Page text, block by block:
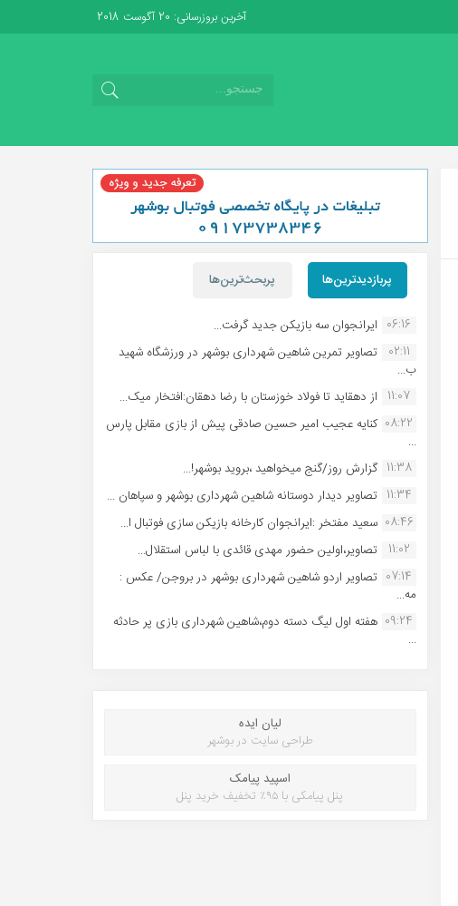
آخرین بروزرسانی: 20 آگوست 2018
پربازدیدترین‌ها پربحث‌ترین‌ها
06:16 ایرانجوان سه بازیکن جدید گرفت...
02:11
تصاویر تمرین شاهین شهردارى بوشهر در ورزشگاه شهید
ب...
11:07 از دهقاید تا فولاد خوزستان با رضا دهقان:افتخار میک...
08:22 کنایه عجیب امیر حسین صادقی پیش از بازی مقابل پارس
...
11:38 گزارش روز/گنج میخواهید ،بروید بوشهر!...
11:34 تصاویر دیدار دوستانه شاهین شهردارى بوشهر و سپاهان ...
08:46 سعید مفتخر :ایرانجوان کارخانه بازیکن سازی فوتبال ا...
11:02
تصاویر،اولین حضور مهدی قائدی با لباس استقلال...
07:14 تصاویر اردو شاهین شهرداری بوشهر در بروجن/ عکس :
مه...
09:24 هفته اول لیگ دسته دوم،شاهین شهرداری بازی پر حادثه
...
لیان ایده
طراحی سایت در بوشهر
اسپید پیامک
پنل پیامکی با ۹۵٪ تخفیف خرید پنل